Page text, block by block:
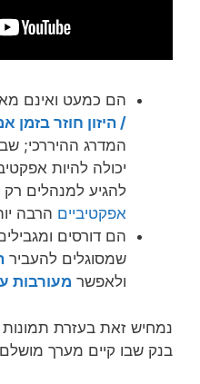
הם כמעט ואינם
/ היזון חוזר בזמן
המדרג ההיררכי;
יכולה להיות
להגיע למנהלים רק
אפקטיביים הרבה
הם דורסים
שמסוגלים להעביר
ולאפשר מעורבות
נמחיש זאת בעזרת
בנק שבו קיים מערך